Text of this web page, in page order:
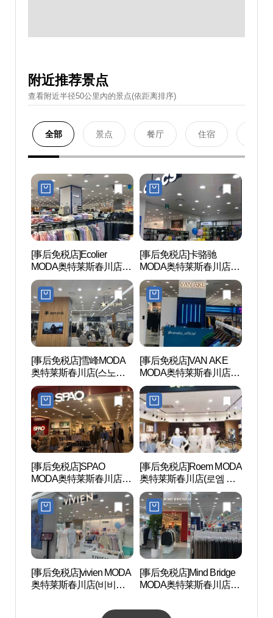
附近推荐景点
查看附近半径50公里內的景点(依距离排序)
全部 景点 餐厅 住宿
[事后免税店]Ecolier
MODA奥特莱斯春川店
(에꼴리에 모다아울렛 춘
천점)
[事后免税店]卡骆驰
MODA奥特莱斯春川店
(크록스 모다아울렛 춘천
점)
[事后免税店]雪峰MODA
奥特莱斯春川店(스노우
피크 모다아울렛 춘천점)
[事后免税店]VAN AKE
MODA奥特莱斯春川店
(반에이크 모다아울렛 춘
천점)
[事后免税店]SPAO
MODA奥特莱斯春川店
(스파오 모다아울렛 춘천
점)
[事后免税店]Roem MODA
奥特莱斯春川店(로엠 모
다아울렛 춘천점)
[事后免税店]vivien MODA
奥特莱斯春川店(비비안
[事后免税店]Mind Bridge
MODA奥特莱斯春川店
렛 춘천점)